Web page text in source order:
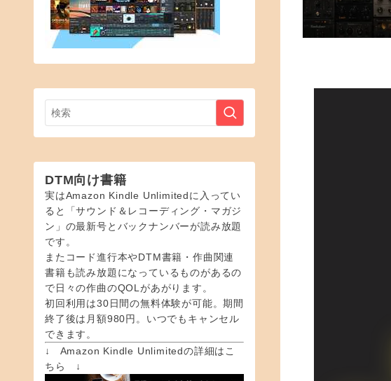
DTM向け書籍
実はAmazon Kindle Unlimitedに入ってい
ると「サウンド＆レコーディング・マガジ
ン」の最新号とバックナンバーが読み放題
です。
またコード進行本やDTM書籍・作曲関連
書籍も読み放題になっているものがあるの
で日々の作曲のQOLがあがります。
初回利用は30日間の無料体験が可能。期間
終了後は月額980円。いつでもキャンセル
できます。
↓ Amazon Kindle Unlimitedの詳細はこ
ちら ↓